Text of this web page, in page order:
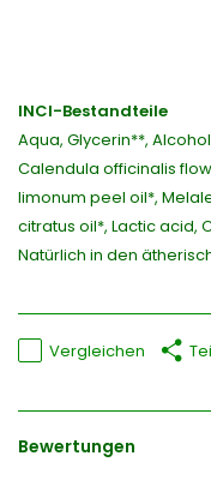
INCI-Bestandteile
Aqua, Glycerin**,
Calendula officinalis
limonum peel oil*,
citratus oil*, Lactic acid,
Natürlich in den
Vergleichen
Bewertungen